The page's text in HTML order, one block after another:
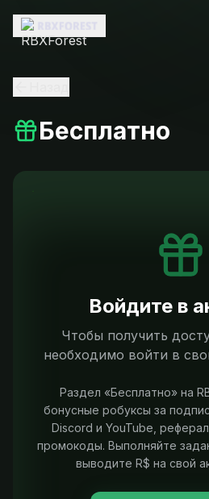
Бесплатно
Войдите в
Чтобы получить
необходимо войти в
Раздел «Бесплатно» на
бонусные робуксы за
Discord и YouTube,
промокоды. Выполняйте
выводите R$ на свой